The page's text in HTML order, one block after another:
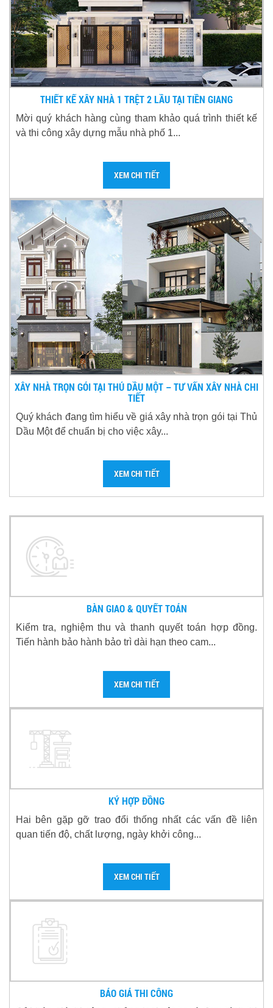
THIẾT KẾ XÂY NHÀ 1 TRỆT 2 LẦU TẠI TIỀN GIANG
Mời quý khách hàng cùng tham khảo quá trình thiết kế
và thi công xây dựng mẫu nhà phố 1...
XEM CHI TIẾT
XÂY NHÀ TRỌN GÓI TẠI THỦ DẦU MỘT – TƯ VẤN XÂY NHÀ CHI
TIẾT
Quý khách đang tìm hiểu về giá xây nhà trọn gói tại Thủ
Dầu Một để chuẩn bị cho việc xây...
XEM CHI TIẾT
BÀN GIAO & QUYẾT TOÁN
Kiểm tra, nghiệm thu và thanh quyết toán hợp đồng.
Tiến hành bảo hành bảo trì dài hạn theo cam...
XEM CHI TIẾT
KÝ HỢP ĐỒNG
Hai bên gặp gỡ trao đổi thống nhất các vấn đề liên
quan tiến độ, chất lượng, ngày khởi công...
XEM CHI TIẾT
BÁO GIÁ THI CÔNG